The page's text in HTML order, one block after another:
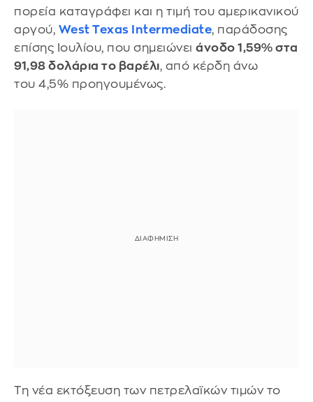
πορεία καταγράφει και η τιμή του αμερικανικού
αργού, West Texas Intermediate, παράδοσης
επίσης Ιουλίου, που σημειώνει άνοδο 1,59% στα
91,98 δολάρια το βαρέλι, από κέρδη άνω
του 4,5% προηγουμένως.
Τη νέα εκτόξευση των πετρελαϊκών τιμών το